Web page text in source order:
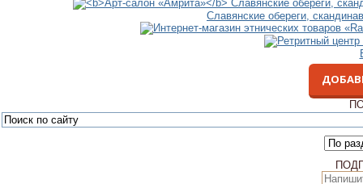
Славянские обереги,